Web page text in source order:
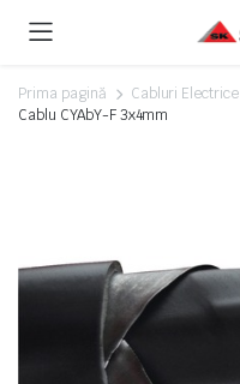
Prima pagină Cabluri Electrice
Cablu CYAbY-F 3x4mm